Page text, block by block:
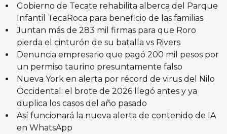
Gobierno de Tecate rehabilita alberca del Parque
Infantil TecaRoca para beneficio de las familias
Juntan más de 283 mil firmas para que Roro
pierda el cinturón de su batalla vs Rivers
Denuncia empresario que pagó 200 mil pesos por
un permiso taurino presuntamente falso
Nueva York en alerta por récord de virus del Nilo
Occidental: el brote de 2026 llegó antes y ya
duplica los casos del año pasado
Así funcionará la nueva alerta de contenido de IA
en WhatsApp